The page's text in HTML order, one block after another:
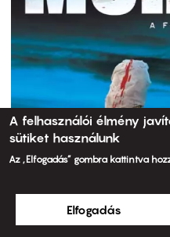
A felhasználói élmény
sütiket használunk
Az „Elfogadás” gombra kattintva
Elfogadás